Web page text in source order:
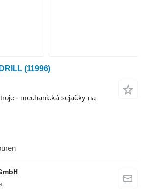
(11996)
- mechanická sejačky na